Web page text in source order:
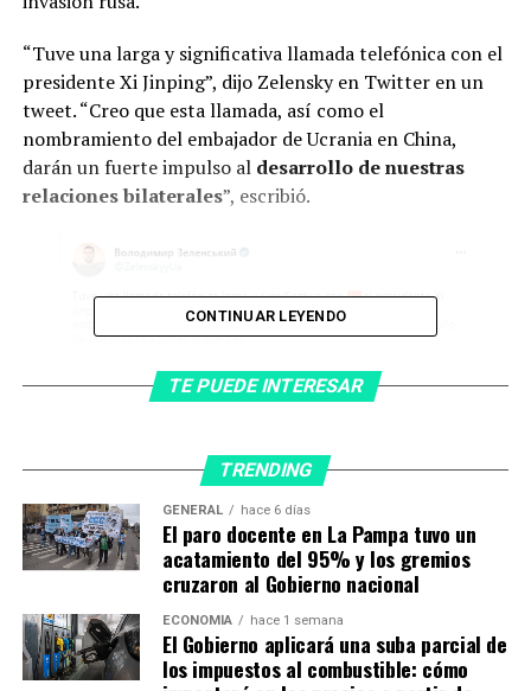
“Tuve una larga y significativa llamada telefónica con el
presidente Xi Jinping”, dijo Zelensky en Twitter en un
tweet. “Creo que esta llamada, así como el
nombramiento del embajador de Ucrania en China,
darán un fuerte impulso al desarrollo de nuestras
relaciones bilaterales”, escribió.
El portavoz de Zelensky,Sergiy Nykyforov
conversación telefónica de casi una hora de duración”.
A pesar de que
Chinainsiste en que mantiene una
posición neutral en el conflicto, Xi no había hablado
conZelensky
desde el principio de la invasión rusa de
Ucrania, en febrero de 2022, pero sí lo ha hecho en
varias ocasiones con el gobernante de Rusia,
Putin. Antes de la invasión de febrero de 2020 ambos
líderes emitieron una declaración conjunta diciendo que
CONTINUAR LEYENDO
TE PUEDE INTERESAR
TRENDING
GENERAL hace 6 días
El paro docente en La Pampa tuvo un
acatamiento del 95% y los gremios
cruzaron al Gobierno nacional
ECONOMÍA hace 1 semana
El Gobierno aplicará una suba parcial de
los impuestos al combustible: cómo